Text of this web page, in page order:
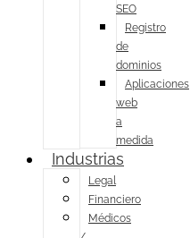
SEO
Registro
de
dominios
Aplicaciones
web
a
medida
Industrias
Legal
Financiero
Médicos